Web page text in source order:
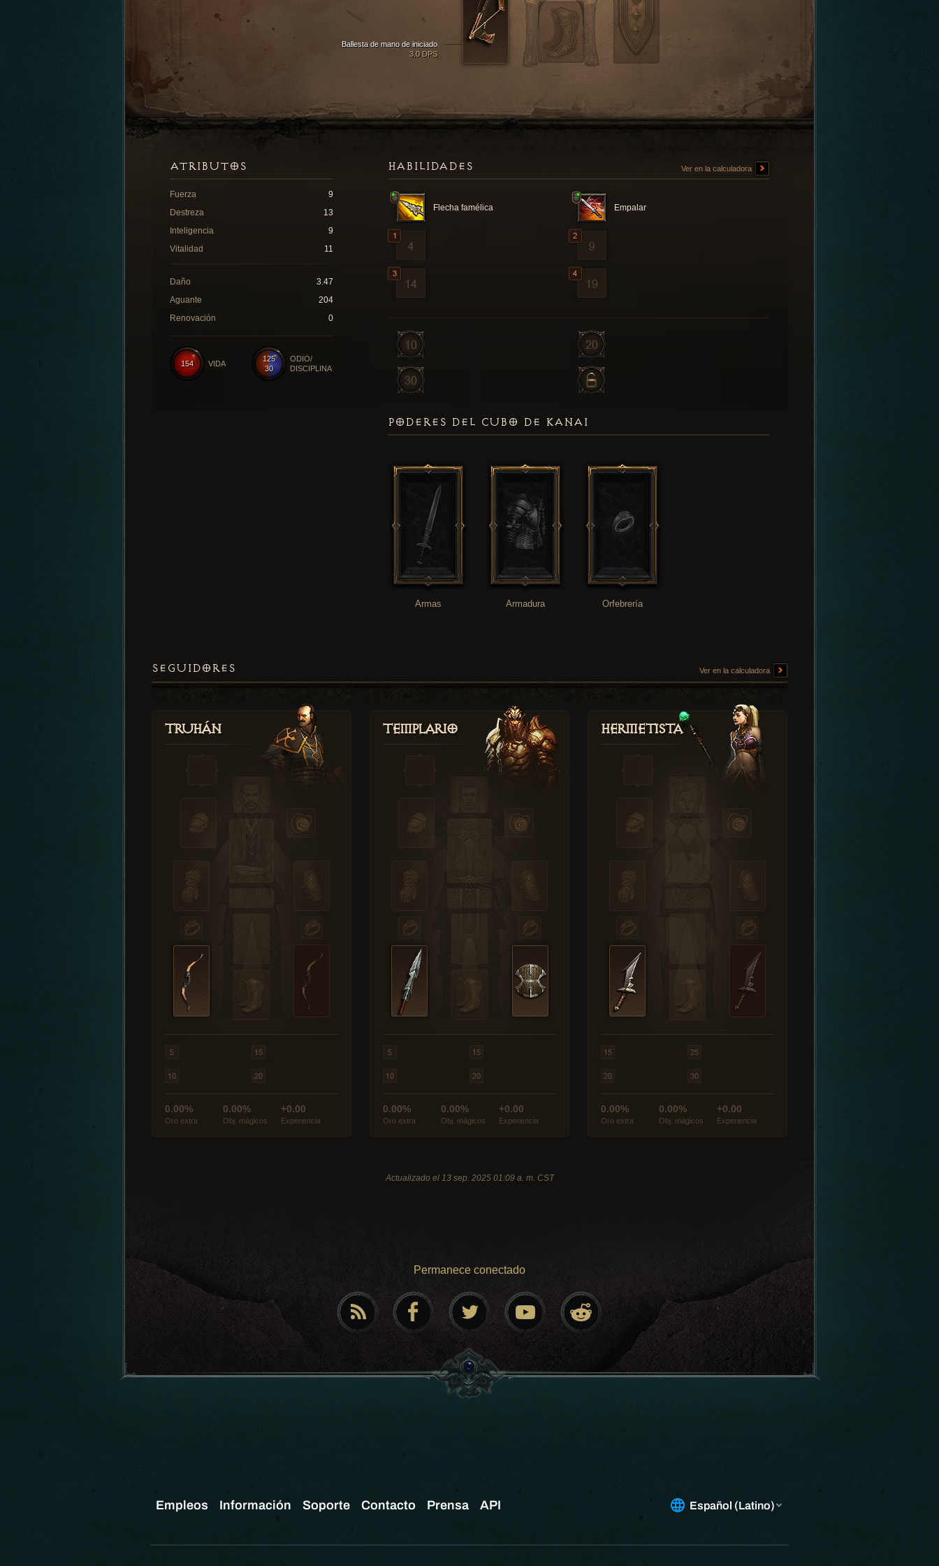
Ballesta de mano de iniciado
3.0 DPS
HABILIDADES Ver en la calculadora
Flecha famélica Empalar
ATRIBUTOS
Fuerza
9
Destreza
13
Inteligencia
9
Vitalidad
11
Daño
3.47
Aguante
204
Renovación
0
125
30
ODIO/
DISCIPLINA
154 VIDA
PODERES DEL CUBO DE KANAI
Armas Armadura Orfebrería
SEGUIDORES Ver en la calculadora
Truhán
0.00%
Oro extra
0.00%
Obj. mágicos
+0.00
Experiencia
Templario
0.00%
Oro extra
0.00%
Obj. mágicos
+0.00
Experiencia
Hermetista
0.00%
Oro extra
0.00%
Obj. mágicos
+0.00
Experiencia
Actualizado el 13 sep. 2025 01:09 a. m. CST
Permanece conectado